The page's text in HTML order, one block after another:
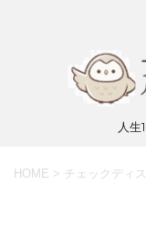
人
HOME > チェックディ